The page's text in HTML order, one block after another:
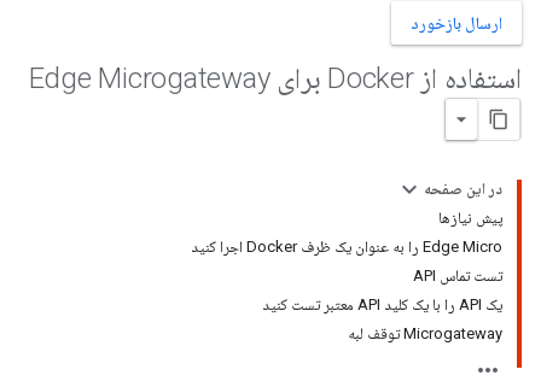
ارسال بازخورد
استفاده از Docker برای Edge Microgateway
در این صفحه
پیش نیازها
Edge Micro را به عنوان یک ظرف Docker اجرا کنید
تست تماس API
یک API را با یک کلید API معتبر تست کنید
Microgateway توقف لبه